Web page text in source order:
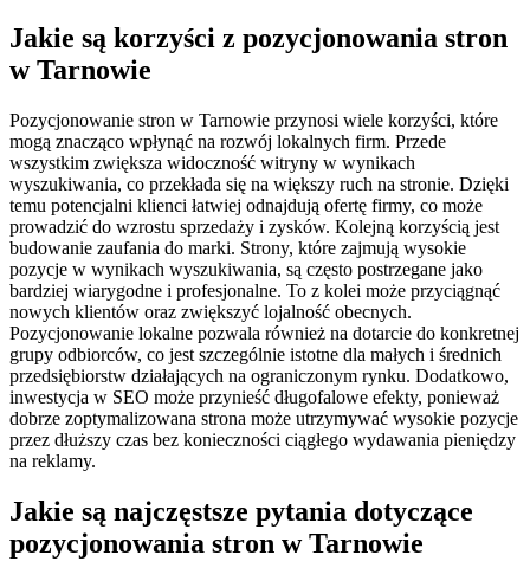
Jakie są korzyści z pozycjonowania stron
w Tarnowie
Pozycjonowanie stron w Tarnowie przynosi wiele korzyści, które
mogą znacząco wpłynąć na rozwój lokalnych firm. Przede
wszystkim zwiększa widoczność witryny w wynikach
wyszukiwania, co przekłada się na większy ruch na stronie. Dzięki
temu potencjalni klienci łatwiej odnajdują ofertę firmy, co może
prowadzić do wzrostu sprzedaży i zysków. Kolejną korzyścią jest
budowanie zaufania do marki. Strony, które zajmują wysokie
pozycje w wynikach wyszukiwania, są często postrzegane jako
bardziej wiarygodne i profesjonalne. To z kolei może przyciągnąć
nowych klientów oraz zwiększyć lojalność obecnych.
Pozycjonowanie lokalne pozwala również na dotarcie do konkretnej
grupy odbiorców, co jest szczególnie istotne dla małych i średnich
przedsiębiorstw działających na ograniczonym rynku. Dodatkowo,
inwestycja w SEO może przynieść długofalowe efekty, ponieważ
dobrze zoptymalizowana strona może utrzymywać wysokie pozycje
przez dłuższy czas bez konieczności ciągłego wydawania pieniędzy
na reklamy.
Jakie są najczęstsze pytania dotyczące
pozycjonowania stron w Tarnowie